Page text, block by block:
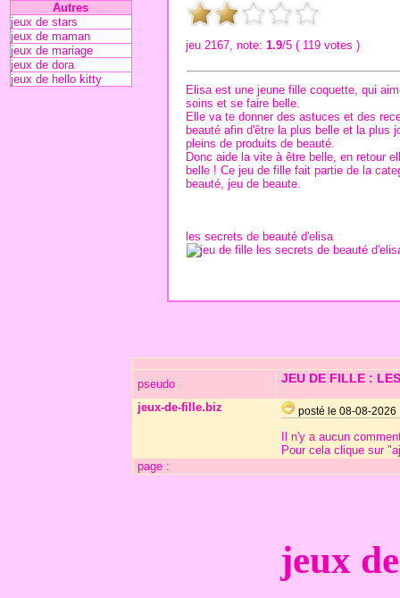
Autres
jeux de stars
jeux de maman
jeux de mariage
jeux de dora
jeux de hello kitty
jeu 2167, note:1.9/5 ( 119 votes )
Elisa est une jeune fille coquette, qui
soins et se faire belle.
Elle va te donner des astuces et des
beauté afin d'être la plus belle et la plus
pleins de produits de beauté.
Donc aide la vite à être belle, en retour
belle ! Ce jeu de fille fait partie de la
beauté , jeu de beaute.
les secrets de beauté d'elisa
pseudo JEU DE FILLE :
jeux-de-fille.biz posté le 08-08-2026
Il n'y a aucun
Pour cela clique sur
page :
jeux